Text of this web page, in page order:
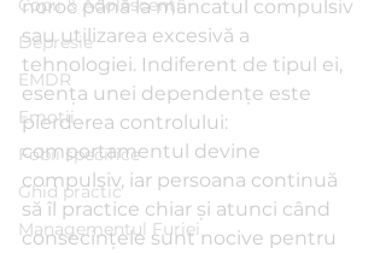
Copii & Adolescenți
Depresie
EMDR
Emoții
Fobii specifice
Ghid practic
Managementul Furiei
noroc până la mâncatul compulsiv
sau utilizarea excesivă a
tehnologiei. Indiferent de tipul ei,
esența unei dependențe este
pierderea controlului:
comportamentul devine
compulsiv, iar persoana continuă
să îl practice chiar și atunci când
consecințele sunt nocive pentru